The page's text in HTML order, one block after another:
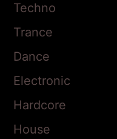
Techno
Trance
Dance
Electronic
Hardcore
House